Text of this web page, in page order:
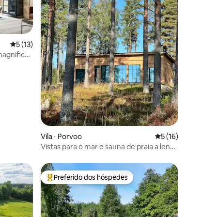
5 de uma avaliação média de 5, 13 avaliações
5 (13)
Vila ⋅ Porvoo 5 de uma
5 (16)
Vistas para o mar e sauna de praia a lenha
Entre os melhores preferidos dos hóspedes
Preferido dos hóspedes